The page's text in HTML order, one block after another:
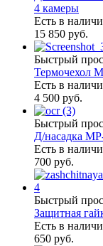
4 камеры
Есть в
15 850 руб.
Быстрый
Термочехол
Есть в
4 500 руб.
Быстрый
Д/насадка
Есть в
700 руб.
Быстрый
Защитная
Есть в
650 руб.